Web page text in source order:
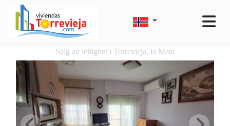
Salg av leilighet i Torrevieja, la Mata